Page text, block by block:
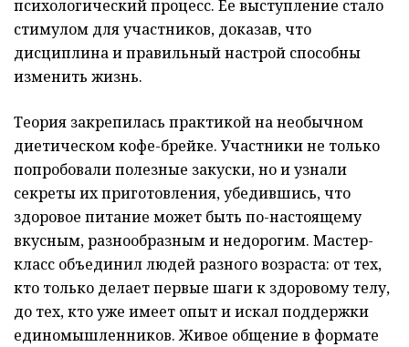
психологический процесс. Ее выступление стало
стимулом для участников, доказав, что
дисциплина и правильный настрой способны
изменить жизнь.
Теория закрепилась практикой на необычном
диетическом кофе-брейке. Участники не только
попробовали полезные закуски, но и узнали
секреты их приготовления, убедившись, что
здоровое питание может быть по-настоящему
вкусным, разнообразным и недорогим. Мастер-
класс объединил людей разного возраста: от тех,
кто только делает первые шаги к здоровому телу,
до тех, кто уже имеет опыт и искал поддержки
единомышленников. Живое общение в формате